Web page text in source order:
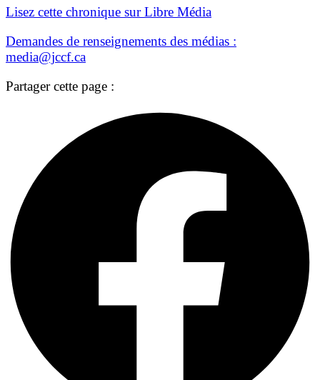
Lisez cette chronique surLibre Média
Demandes de renseignements des médias :
media@jccf.ca
Partager cette page :